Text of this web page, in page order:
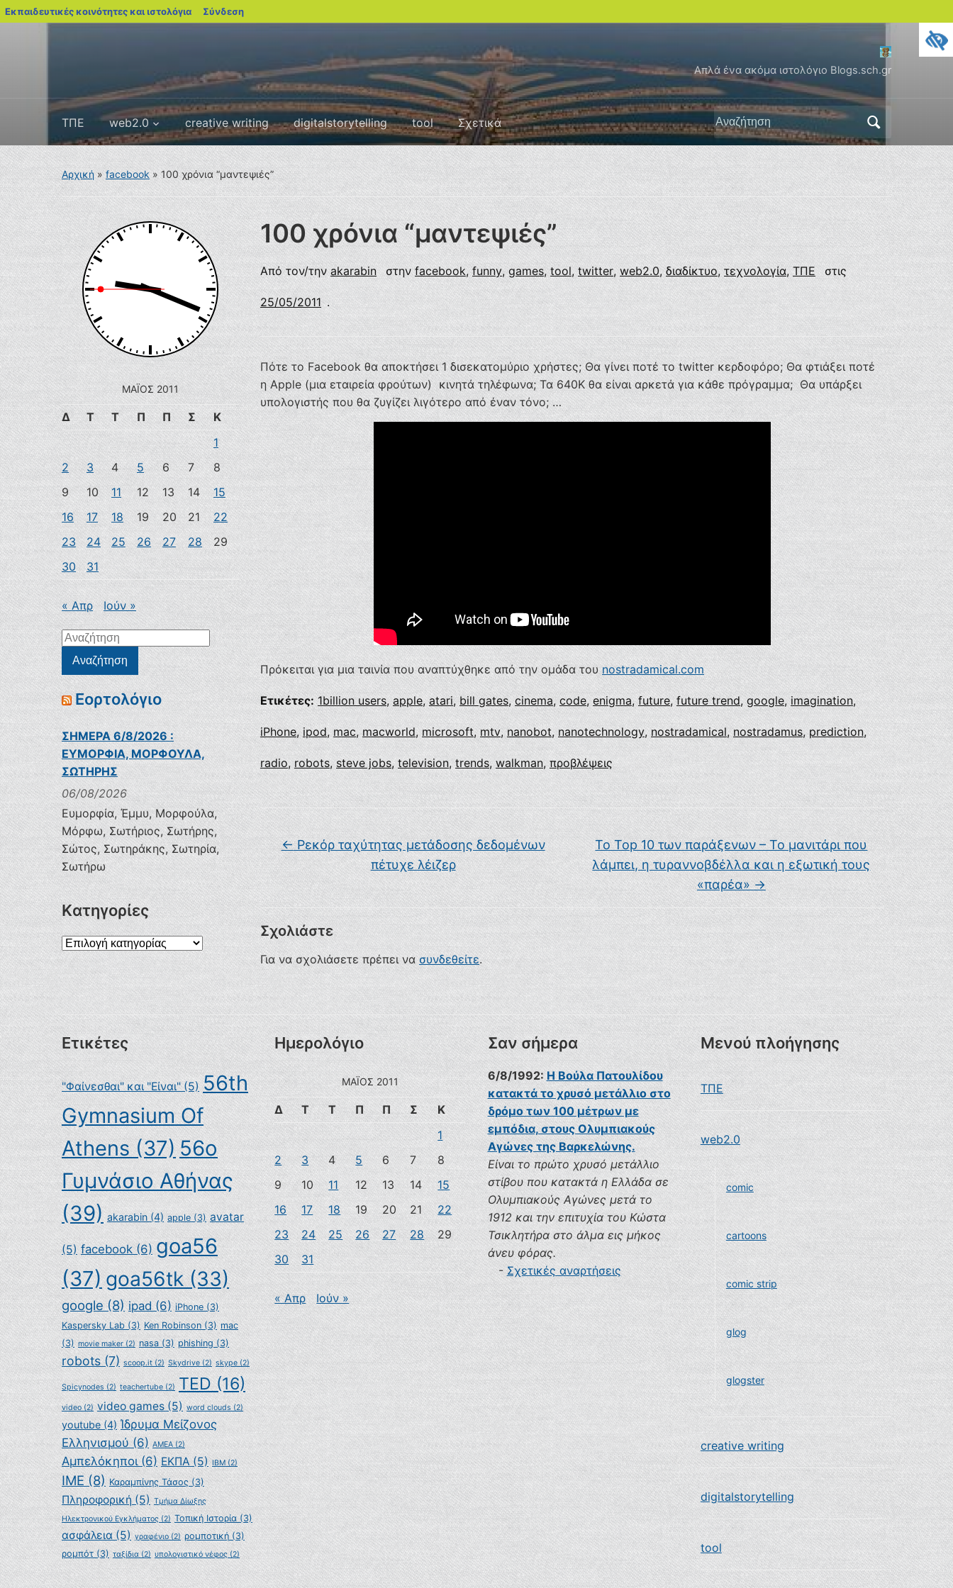
Εκπαιδευτικές κοινότητες και ιστολόγια blogs.sch.gr
Σύνδεση
Απλά ένα ακόμα ιστολόγιο Blogs.sch.gr
ΤΠΕ web2.0 creative writing digitalstorytelling tool Σχετικά
Αναζήτηση
για:
Αρχική » facebook» 100 χρόνια “μαντεψιές”
ΜΆΙΟΣ 2011
Δ Τ Τ Π Π Σ
Κ
1
2
3 4 5 6 7
8
9
10 11 12 13 14
15
16
17 18 19 20 21
22
23
24 25 26 27 28
29
30
31
« Απρ Ιούν »
Αναζήτηση
για:Αναζήτηση
Εορτολόγιο
ΣΗΜΕΡΑ 6/8/2026 :
ΕΥΜΟΡΦΙΑ, ΜΟΡΦΟΥΛΑ,
ΣΩΤΗΡΗΣ
06/08/2026
Ευμορφία, Έμμυ, Μορφούλα,
Μόρφω, Σωτήριος, Σωτήρης,
Σώτος, Σωτηράκης, Σωτηρία,
Σωτήρω
Kατηγορίες
Kατηγορίες
100 χρόνια “μαντεψιές”
Από τον/τηνakarabin στην facebook, funny, games,tool,twitter,web2.0,διαδίκτυο, τεχνολογία,ΤΠΕ στις
25/05/2011 .
Πότε το Facebook θα αποκτήσει 1 δισεκατομύριο χρήστες; Θα γίνει ποτέ το twitter κερδοφόρο; Θα φτιάξει ποτέ
η Apple (μια εταιρεία φρούτων) κινητά τηλέφωνα; Τα 640Κ θα είναι αρκετά για κάθε πρόγραμμα; Θα υπάρξει
υπολογιστής που θα ζυγίζει λιγότερο από έναν τόνο; …
Πρόκειται για μια ταινία που αναπτύχθηκε από την ομάδα τουnostradamical.com
Ετικέτες: 1billion users,apple,atari, bill gates,cinema, code,enigma, future,future trend,google,imagination,
iPhone,ipod, mac,macworld,microsoft,mtv,nanobot, nanotechnology,nostradamical,nostradamus,prediction,
radio, robots, steve jobs, television,trends, walkman,προβλέψεις
←Ρεκόρ ταχύτητας μετάδοσης δεδομένων
πέτυχε λέιζερ
Το Top 10 των παράξενων – Το μανιτάρι που
λάμπει, η τυραννοβδέλλα και η εξωτική τους
«παρέα»→
Σχολιάστε
Για να σχολιάσετε πρέπει νασυνδεθείτε.
Ετικέτες
"Φαίνεσθαι" και "Είναι"(5) 56th
Gymnasium Of
Athens(37)56ο
Γυμνάσιο Αθήνας
(39) akarabin (4) apple (3) avatar
(5) facebook (6) goa56
(37)goa56tk(33)
google(8) ipad(6) iPhone(3)
Kaspersky Lab(3) Ken Robinson (3) mac
(3) movie maker(2) nasa(3) phishing (3)
robots(7) scoop.it (2) Skydrive(2) skype (2)
Spicynodes(2) teachertube (2) TED(16)
video (2) video games(5) word clouds(2)
youtube(4) Ίδρυμα Μείζονος
Ελληνισμού (6) ΑΜΕΑ (2)
Αμπελόκηποι(6) ΕΚΠΑ(5) ΙΒΜ(2)
ΙΜΕ (8) Καραμπίνης Τάσος (3)
Πληροφορική (5) Τμήμα Δίωξης
Ηλεκτρονικού Εγκλήματος (2) Τοπική Ιστορία (3)
ασφάλεια(5) γραφένιο(2) ρομποτική(3)
ρομπότ(3) ταξίδια(2) υπολογιστικό νέφος (2)
Ημερολόγιο
ΜΆΙΟΣ 2011
Δ Τ Τ Π Π Σ
Κ
1
2
3 4 5 6 7
8
9
10 11 12 13 14
15
16
17 18 19 20 21
22
23
24 25 26 27 28
29
30
31
« Απρ Ιούν »
Σαν σήμερα
6/8/1992:Η Βούλα Πατουλίδου
κατακτά το χρυσό μετάλλιο στο
δρόμο των 100 μέτρων με
εμπόδια, στους Ολυμπιακούς
Αγώνες της Βαρκελώνης.
Είναι το πρώτο χρυσό μετάλλιο
στίβου που κατακτά η Ελλάδα σε
Ολυμπιακούς Αγώνες μετά το
1912 και την επιτυχία του Κώστα
Τσικλητήρα στο άλμα εις μήκος
άνευ φόρας.
- Σχετικές αναρτήσεις
Μενού πλοήγησης
ΤΠΕ
web2.0
comic
cartoons
comic strip
glog
glogster
creative writing
digitalstorytelling
tool